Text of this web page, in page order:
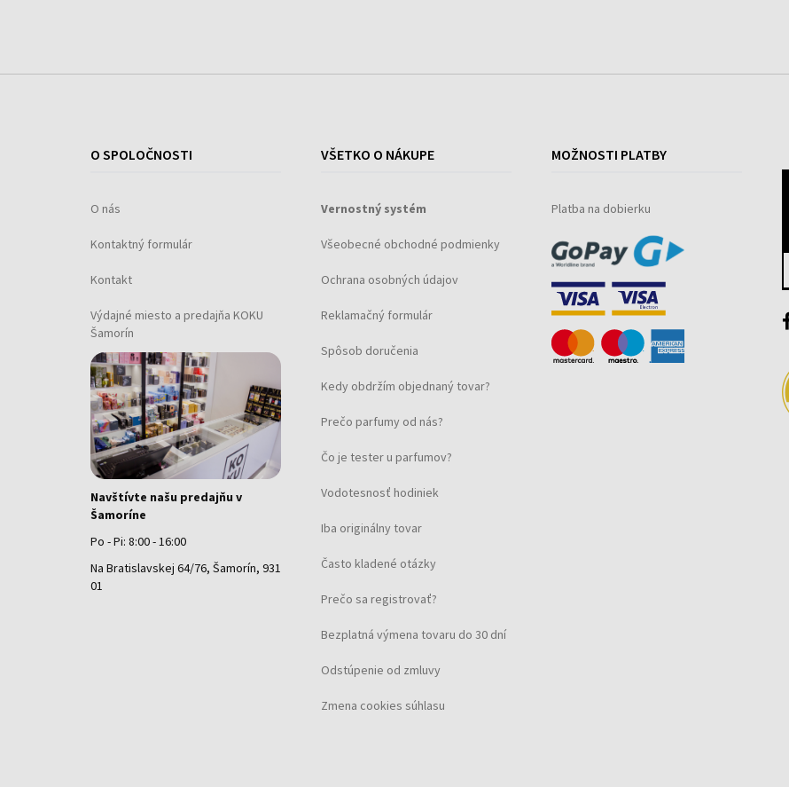
O SPOLOČNOSTI
O nás
Kontaktný formulár
Kontakt
Výdajné miesto a predajňa KOKU
Šamorín
Navštívte našu predajňu v
Šamoríne
Po - Pi: 8:00 - 16:00
Na Bratislavskej 64/76, Šamorín, 931
01
VŠETKO O NÁKUPE
Vernostný systém
Všeobecné obchodné podmienky
Ochrana osobných údajov
Reklamačný formulár
Spôsob doručenia
Kedy obdržím objednaný tovar?
Prečo parfumy od nás?
Čo je tester u parfumov?
Vodotesnosť hodiniek
Iba originálny tovar
Často kladené otázky
Prečo sa registrovať?
Bezplatná výmena tovaru do 30 dní
Odstúpenie od zmluvy
Zmena cookies súhlasu
MOŽNOSTI PLATBY
Platba na dobierku